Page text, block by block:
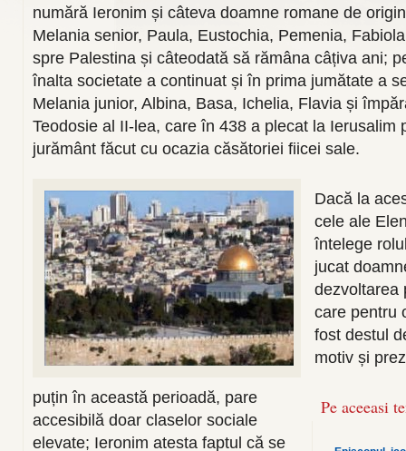
numără Ieronim și câteva doamne romane de
Melania senior, Paula, Eustochia, Pemenia,
spre Palestina și câteodată să rămâna câțiva ani;
înalta societate a continuat și în prima jumătate a
Melania junior, Albina, Basa, Ichelia, Flavia și
Teodosie al II-lea, care în 438 a plecat la Ierusalim
jurământ făcut cu ocazia căsătoriei fiicei sale.
Pe aceeasi
Dacă la
cele ale
întelege
jucat
dezvoltarea
care pentru
fost destul
motiv și
puțin în această perioadă, pare
accesibilă doar claselor sociale
elevate; Ieronim atesta faptul că se